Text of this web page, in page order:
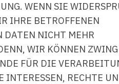
WENN SIE
IHRE BETROFFENEN
DATEN NICHT MEHR
WIR KÖNNEN
FÜR DIE
INTERESSEN, RECHTE